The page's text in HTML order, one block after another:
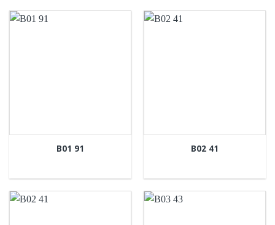
B01 91 B02 41